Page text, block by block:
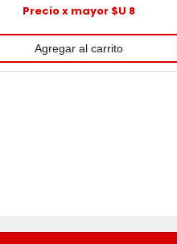
Precio x mayor $U 8